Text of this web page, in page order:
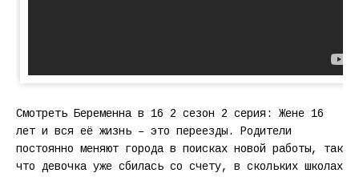
Смотреть Беременна в 16 2 сезон 2 серия: Жене 16
лет и вся её жизнь – это переезды. Родители
постоянно меняют города в поисках новой работы, так
что девочка уже сбилась со счету, в скольких школах